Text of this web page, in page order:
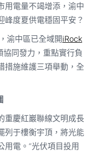
用電量不竭增添，渝中
峰度夏供電穩固平安？
渝中區已全域開iRock
同發力，重點實行負
措施維護三項舉動，全
重慶紅巖聯線文明成長
列于樓衡宇頂，將光能
用電。“光伏項目投用